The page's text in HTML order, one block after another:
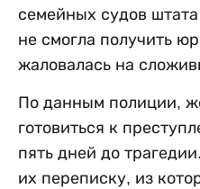
семейных судов
не смогла получить
жаловалась на
По данным полиции,
готовиться к
пять дней до
их переписку, из